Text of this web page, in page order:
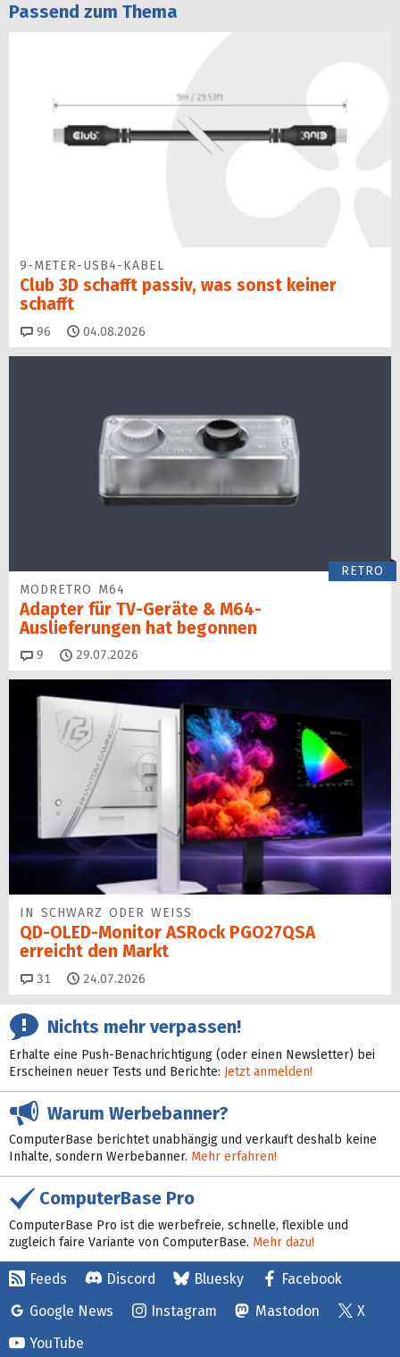
Passend zum Thema
9-METER-USB4-KABEL
Club 3D schafft passiv, was sonst keiner
schafft
96 Kommentare
04.08.2026
RETRO
MODRETRO M64
Adapter für TV-Geräte & M64-
Auslieferungen hat begon­nen
9 Kommentare
29.07.2026
IN SCHWARZ ODER WEISS
QD-OLED-Monitor ASRock PGO27QSA
erreicht den Markt
31 Kommentare
24.07.2026
Nichts mehr verpassen!
Erhalte eine Push-Benachrichtigung (oder einen Newsletter) bei
Erscheinen neuer Tests und Berichte: Jetzt anmelden!
Warum Werbebanner?
ComputerBase berichtet unabhängig und verkauft deshalb keine
Inhalte, sondern Werbebanner. Mehr erfahren!
ComputerBase Pro
ComputerBase Pro ist die werbefreie, schnelle, flexible und
zugleich faire Variante von ComputerBase. Mehr dazu!
Feeds Discord Bluesky
Facebook
Google News
Instagram Mastodon
X
YouTube